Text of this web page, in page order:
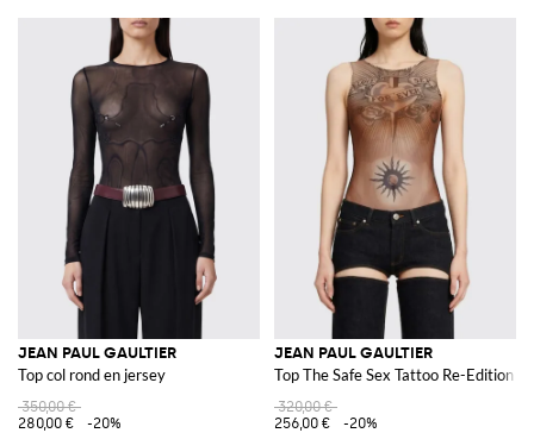
JEAN PAUL GAULTIER
Top col rond en jersey
350,00 €
280,00 €
-20%
JEAN PAUL GAULTIER
Top The Safe Sex Tattoo Re-Edition
320,00 €
256,00 €
-20%